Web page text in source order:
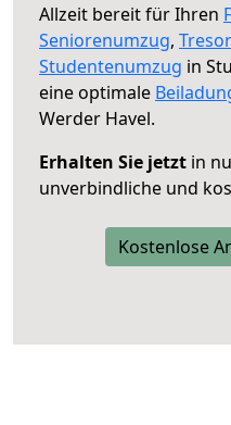
Allzeit bereit für Ihren
Seniorenumzug, Tresor
Studentenumzug in
eine optimale
Werder Havel.
Erhalten Sie jetzt in
unverbindliche und
Kostenlose